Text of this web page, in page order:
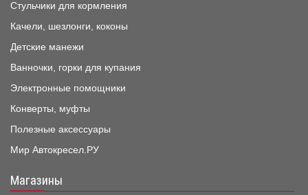
Стульчики для кормления
Качели, шезлонги, коконы
Детские манежи
Ванночки, горки для купания
Электронные помощники
Конверты, муфты
Полезные аксессуары
Мир Автокресел.РУ
Магазины